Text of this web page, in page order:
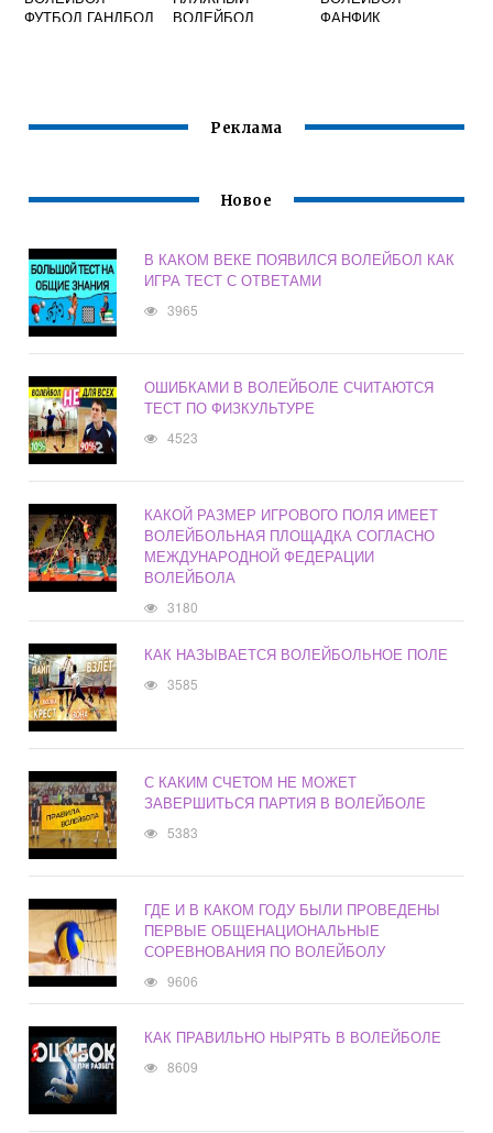
ФУТБОЛ ГАНДБОЛ
ВОЛЕЙБОЛ
ФАНФИК
Реклама
Новое
В КАКОМ ВЕКЕ ПОЯВИЛСЯ ВОЛЕЙБОЛ КАК
ИГРА ТЕСТ С ОТВЕТАМИ
3965
ОШИБКАМИ В ВОЛЕЙБОЛЕ СЧИТАЮТСЯ
ТЕСТ ПО ФИЗКУЛЬТУРЕ
4523
КАКОЙ РАЗМЕР ИГРОВОГО ПОЛЯ ИМЕЕТ
ВОЛЕЙБОЛЬНАЯ ПЛОЩАДКА СОГЛАСНО
МЕЖДУНАРОДНОЙ ФЕДЕРАЦИИ
ВОЛЕЙБОЛА
3180
КАК НАЗЫВАЕТСЯ ВОЛЕЙБОЛЬНОЕ ПОЛЕ
3585
С КАКИМ СЧЕТОМ НЕ МОЖЕТ
ЗАВЕРШИТЬСЯ ПАРТИЯ В ВОЛЕЙБОЛЕ
5383
ГДЕ И В КАКОМ ГОДУ БЫЛИ ПРОВЕДЕНЫ
ПЕРВЫЕ ОБЩЕНАЦИОНАЛЬНЫЕ
СОРЕВНОВАНИЯ ПО ВОЛЕЙБОЛУ
9606
КАК ПРАВИЛЬНО НЫРЯТЬ В ВОЛЕЙБОЛЕ
8609